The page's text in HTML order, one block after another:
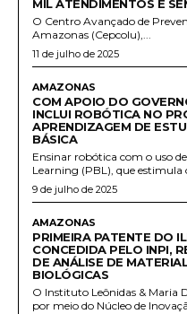
MIL ATENDIMENTOS E
O Centro Avançado de
Amazonas (Cepcolu),...
11 de julho de 2025
AMAZONAS
COM APOIO DO
INCLUI ROBÓTICA NO
APRENDIZAGEM DE
BÁSICA
Ensinar robótica com o uso
Learning (PBL), que estimula
9 de julho de 2025
AMAZONAS
PRIMEIRA PATENTE DO
CONCEDIDA PELO INPI,
DE ANÁLISE DE
BIOLÓGICAS
O Instituto Leônidas & Maria
por meio do Núcleo de